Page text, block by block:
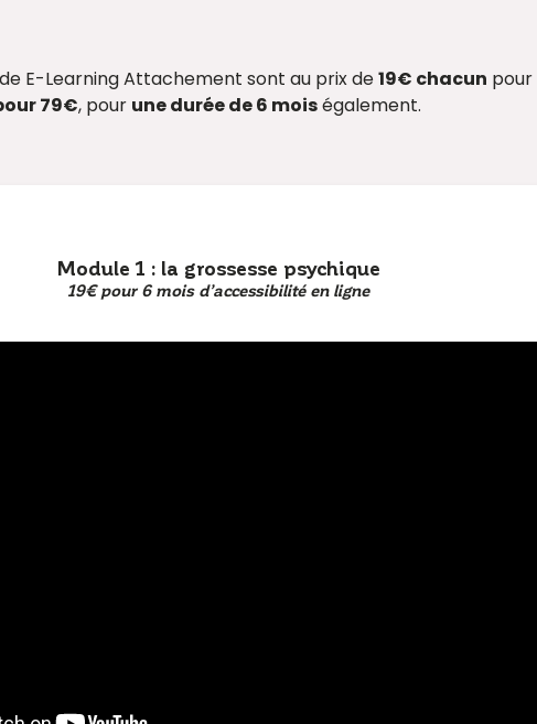
E-Learning Attachement sont au prix de19€ chacun pour
79€, pour une durée de 6 moiségalement.
Module 1 : la grossesse psychique
19€ pour 6 mois d’accessibilité en ligne